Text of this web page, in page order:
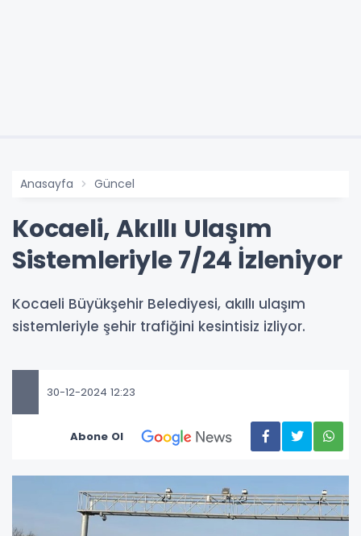
Anasayfa Güncel
Kocaeli, Akıllı Ulaşım
Sistemleriyle 7/24 İzleniyor
Kocaeli Büyükşehir Belediyesi, akıllı ulaşım
sistemleriyle şehir trafiğini kesintisiz izliyor.
30-12-2024 12:23
Abone Ol